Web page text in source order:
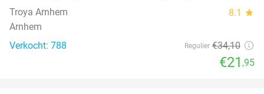
Troya Arnhem 8.1 star
Arnhem
Verkocht: 788
Regulier €34,10
€21 ,95